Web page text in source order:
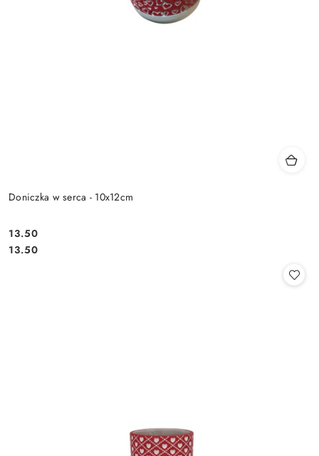
Doniczka w serca - 10x12cm
Cena:
13.50
Cena:
13.50